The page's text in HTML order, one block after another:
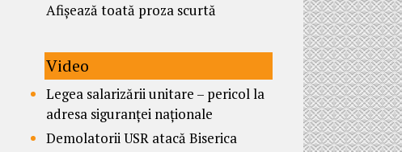
Afișează toată proza scurtă
Video
Legea salarizării unitare – pericol la
adresa siguranței naționale
Demolatorii USR atacă Biserica